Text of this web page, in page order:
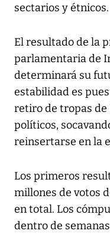
sectarios y étnicos.
El resultado de la
parlamentaria de
determinará su
estabilidad es
retiro de tropas de
políticos,
reinsertarse en la
Los primeros
millones de votos
en total. Los
dentro de